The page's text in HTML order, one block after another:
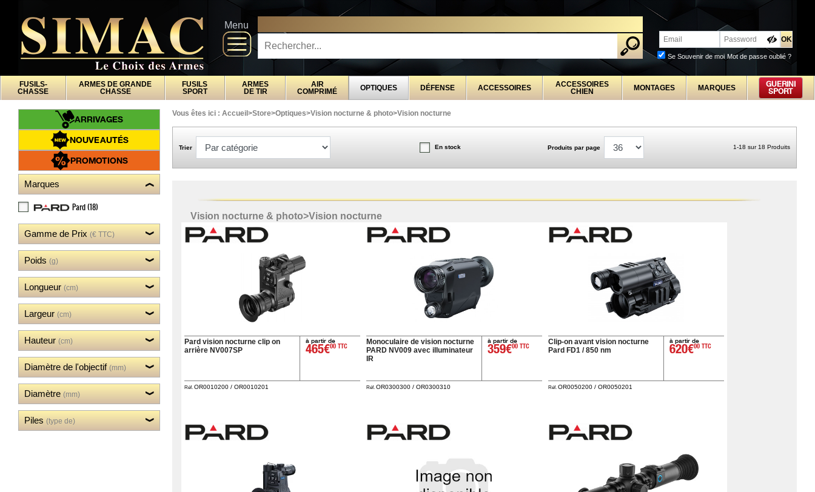
Menu
Arrivages
Nouveautés
Promotions
Packs
Top
ventes
Fusils-
chasse
‣
Armes
De
Grande
Chasse
‣
Fusils‣
De Tir‣
Air
Comprimé
‣
Optiques
‣
Défense
‣
Accessoires
‣
Accessoires
Chien‣
Montages
‣
Guerini
Sport‣
Accueil
Marques
Fermer
Se Souvenir de moi Mot de passe oublié ?
FUSILS-
CHASSE
ARMES DE GRANDE
CHASSE
FUSILS
SPORT
ARMES
DE TIR
AIR
COMPRIMÉ
OPTIQUES DÉFENSE ACCESSOIRES
ACCESSOIRES
CHIEN
MONTAGES MARQUES
GUERINI
SPORT
ARRIVAGES
NOUVEAUTÉS
PROMOTIONS
Marques
Pard(18)
Gamme de Prix (€ TTC)
Poids (g)
Longueur (cm)
Largeur (cm)
Hauteur (cm)
Diamètre de l'objectif (mm)
Diamètre (mm)
Piles (type de)
Vous êtes ici : Accueil >Store>Optiques>Vision nocturne & photo>Vision nocturne
Trier En stock Produits par page 1-18 sur 18 Produits
Vision nocturne & photo>Vision nocturne
Pard vision nocturne clip on
arrière NV007SP
à partir de
465€00 TTC
Réf. OR0010200 / OR0010201
Monoculaire de vision nocturne
PARD NV009 avec illuminateur
IR
à partir de
359€00 TTC
Réf. OR0300300 / OR0300310
Clip-on avant vision nocturne
Pard FD1 / 850 nm
à partir de
620€00 TTC
Réf. OR0050200 / OR0050201